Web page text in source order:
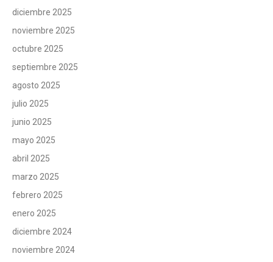
diciembre 2025
noviembre 2025
octubre 2025
septiembre 2025
agosto 2025
julio 2025
junio 2025
mayo 2025
abril 2025
marzo 2025
febrero 2025
enero 2025
diciembre 2024
noviembre 2024